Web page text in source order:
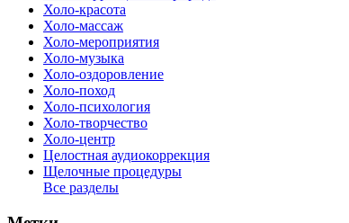
Холо-красота
Холо-массаж
Холо-мероприятия
Холо-музыка
Холо-оздоровление
Холо-поход
Холо-психология
Холо-творчество
Холо-центр
Целостная аудиокоррекция
Щелочные процедуры
Все разделы